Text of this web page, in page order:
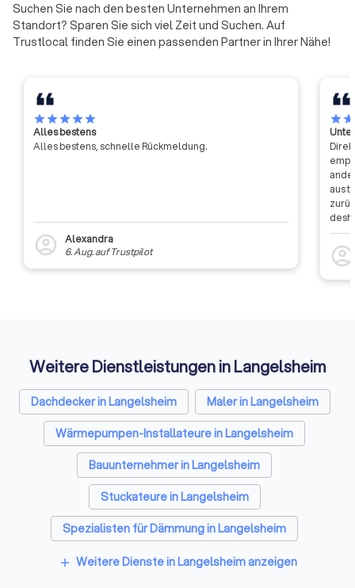
Nutzen Sie die Plattform, um transparente Informationen
über Kosten, Leistungen und individuelle Vereinbarungen zu
Suchen Sie nach den besten Unternehmen an Ihrem
Standort? Sparen Sie sich viel Zeit und Suchen. Auf
Trustlocal finden Sie einen passenden Partner in Ihrer Nähe!
starstarstarstarstar
Alles bestens
Alles bestens, schnelle Rückmeldung.
account_circle
Alexandra
6. Aug.auf Trustpilot
starstar
aus
dass
account_circle
Weitere Dienstleistungen in Langelsheim
Dachdecker in Langelsheim
Maler in Langelsheim
Wärmepumpen-Installateure in Langelsheim
Bauunternehmer in Langelsheim
Stuckateure in Langelsheim
Spezialisten für Dämmung in Langelsheim
Umzugsunternehmen in Langelsheim
add Weitere Dienste in Langelsheim anzeigen